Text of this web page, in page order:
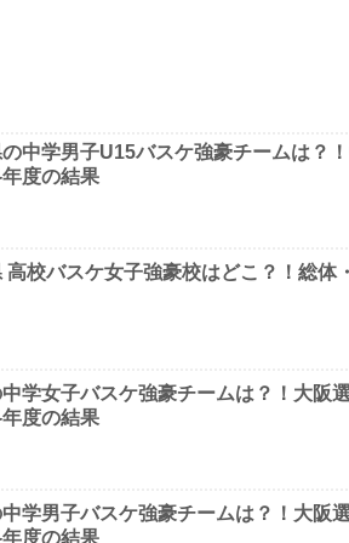
中学男子U15バスケ強豪チームは？
度の結果
高校バスケ女子強豪校はどこ？！総体
学女子バスケ強豪チームは？！大阪
度の結果
学男子バスケ強豪チームは？！大阪
度の結果